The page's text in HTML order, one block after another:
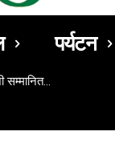
पर्यटन
सम्मानित…